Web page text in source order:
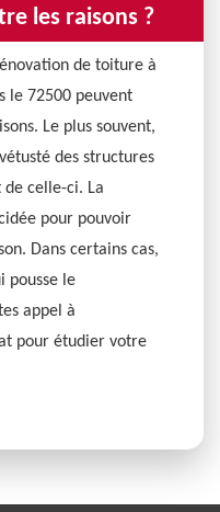
les raisons ?
de toiture à
le 72500 peuvent
Le plus souvent,
des structures
celle-ci. La
pour pouvoir
Dans certains cas,
pousse le
appel à
pour étudier votre